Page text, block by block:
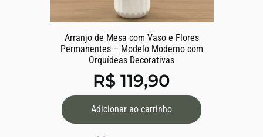
Arranjo de Mesa com Vaso e Flores
Permanentes – Modelo Moderno com
Orquídeas Decorativas
R$ 119,90
Adicionar ao carrinho